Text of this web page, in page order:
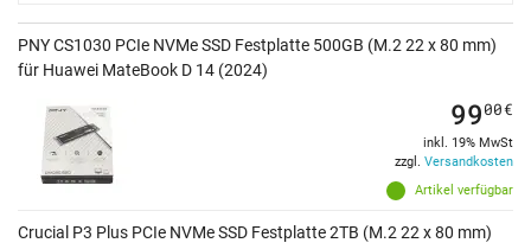
PNY CS1030 PCIe NVMe SSD Festplatte 500GB (M.2 22 x 80 mm)
für Huawei MateBook D 14 (2024)
Artikel verfügbar
9900€
inkl. 19% MwSt
zzgl. Versandkosten
Crucial P3 Plus PCIe NVMe SSD Festplatte 2TB (M.2 22 x 80 mm)